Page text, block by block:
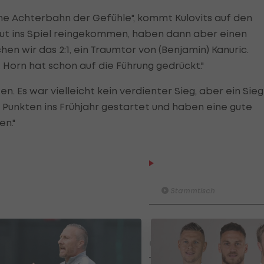
Achterbahn der Gefühle", kommt Kulovits auf den
ins Spiel reingekommen, haben dann aber einen
wir das 2:1, ein Traumtor von (Benjamin) Kanuric.
hat schon auf die Führung gedrückt."
Es war vielleicht kein verdienter Sieg, aber ein Sieg
Punkten ins Frühjahr gestartet und haben eine gute
I schau a #LigaZWA - Die
I schau a LigaZWA